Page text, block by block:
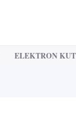
ELEKTRON